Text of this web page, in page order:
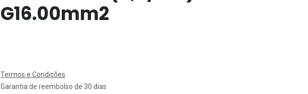
G16.00mm2
Termos e Condições
Garantia de reembolso de 30 dias